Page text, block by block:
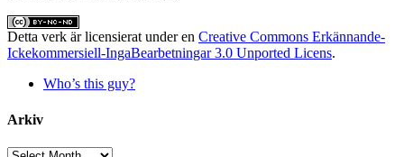
Detta verk är licensierat under en Creative Commons Erkännande-
Ickekommersiell-IngaBearbetningar 3.0 Unported Licens.
Who’s this guy?
Arkiv
Arkiv